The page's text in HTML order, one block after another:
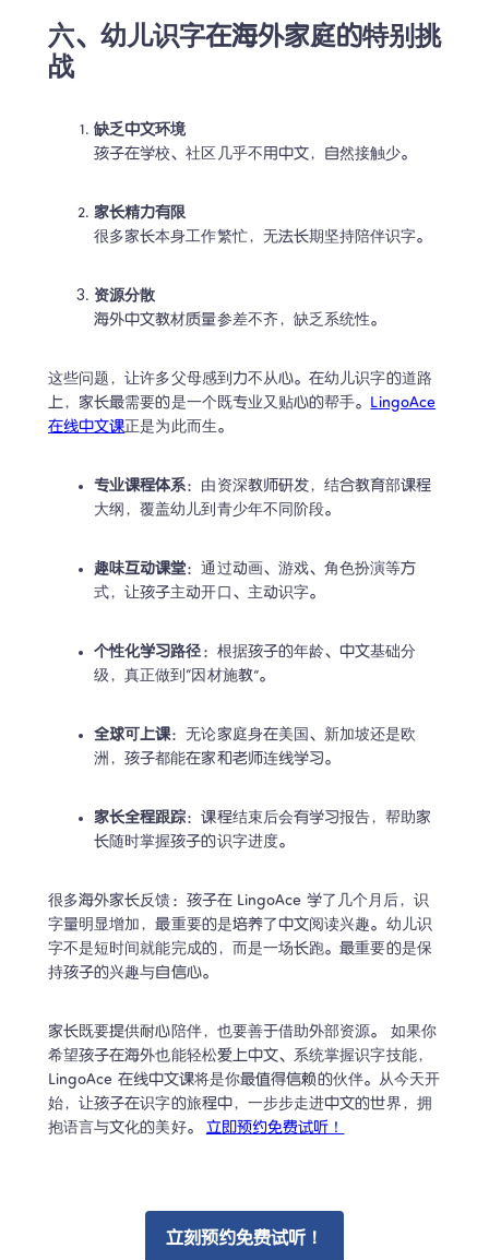
六、幼儿识字在海外家庭的特别挑
战
缺乏中文环境
孩子在学校、社区几乎不用中文，自然接触少。
家长精力有限
很多家长本身工作繁忙，无法长期坚持陪伴识字。
资源分散
海外中文教材质量参差不齐，缺乏系统性。
这些问题，让许多父母感到力不从心。在幼儿识字的道路
上，家长最需要的是一个既专业又贴心的帮手。 LingoAce
在线中文课正是为此而生。
专业课程体系：由资深教师研发，结合教育部课程
大纲，覆盖幼儿到青少年不同阶段。
趣味互动课堂：通过动画、游戏、角色扮演等方
式，让孩子主动开口、主动识字。
个性化学习路径 ：根据孩子的年龄、中文基础分
级，真正做到“因材施教”。
全球可上课：无论家庭身在美国、新加坡还是欧
洲，孩子都能在家和老师连线学习。
家长全程跟踪：课程结束后会有学习报告，帮助家
长随时掌握孩子的识字进度。
很多海外家长反馈：孩子在 LingoAce 学了几个月后，识
字量明显增加，最重要的是培养了中文阅读兴趣。幼儿识
字不是短时间就能完成的，而是一场长跑。最重要的是保
持孩子的兴趣与自信心。
家长既要提供耐心陪伴，也要善于借助外部资源。 如果你
希望孩子在海外也能轻松爱上中文、系统掌握识字技能，
LingoAce 在线中文课将是你最值得信赖的伙伴。从今天开
始，让孩子在识字的旅程中，一步步走进中文的世界，拥
抱语言与文化的美好。 立即预约免费试听！
立刻预约免费试听！